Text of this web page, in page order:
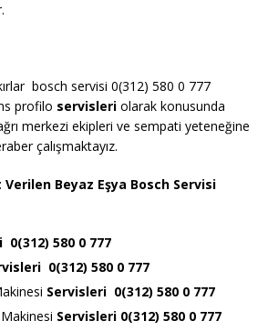
bosch servisi 0(312) 580 0 777
profilo servisleri olarak konusunda
merkezi ekipleri ve sempati yeteneğine
çalışmaktayız.
Beyaz Eşya Bosch Servisi
0(312) 580 0 777
0(312) 580 0 777
Servisleri 0(312) 580 0 777
Servisleri 0(312) 580 0 777